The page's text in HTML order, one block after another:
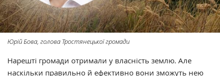
Юрій Бова, голова Тростянецької громади
Нарешті громади отримали у власність землю. Але
наскільки правильно й ефективно вони зможуть нею